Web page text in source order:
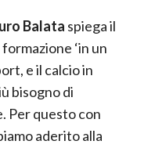
Balata spiega il
‘in un
e il calcio in
bisogno di
Per questo con
aderito alla